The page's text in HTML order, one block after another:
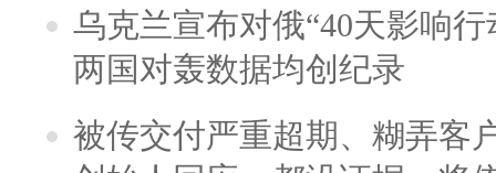
乌克兰宣布对俄“40天影响
两国对轰数据均创纪录
被传交付严重超期、糊弄客